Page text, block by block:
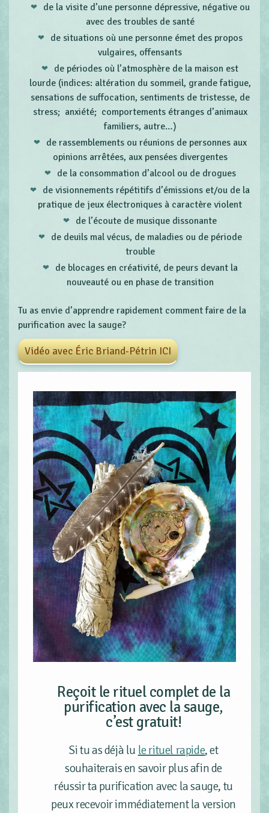
de la visite d’une personne dépressive, négative ou
avec des troubles de santé
de situations où une personne émet des propos
vulgaires, offensants
de périodes où l’atmosphère de la maison est
lourde (indices: altération du sommeil, grande fatigue,
sensations de suffocation, sentiments de tristesse, de
stress; anxiété; comportements étranges d’animaux
familiers, autre…)
de rassemblements ou réunions de personnes aux
opinions arrêtées, aux pensées divergentes
de la consommation d’alcool ou de drogues
de visionnements répétitifs d’émissions et/ou de la
pratique de jeux électroniques à caractère violent
de l’écoute de musique dissonante
de deuils mal vécus, de maladies ou de période
trouble
de blocages en créativité, de peurs devant la
nouveauté ou en phase de transition
Tu as envie d’apprendre rapidement comment faire de la
purification avec la sauge?
Vidéo avec Éric Briand-Pétrin ICI
Reçoit le rituel complet de la
purification avec la sauge,
c’est gratuit!
Si tu as déjà lu le rituel rapide, et
souhaiterais en savoir plus afin de
réussir ta purification avec la sauge, tu
peux recevoir immédiatement la version